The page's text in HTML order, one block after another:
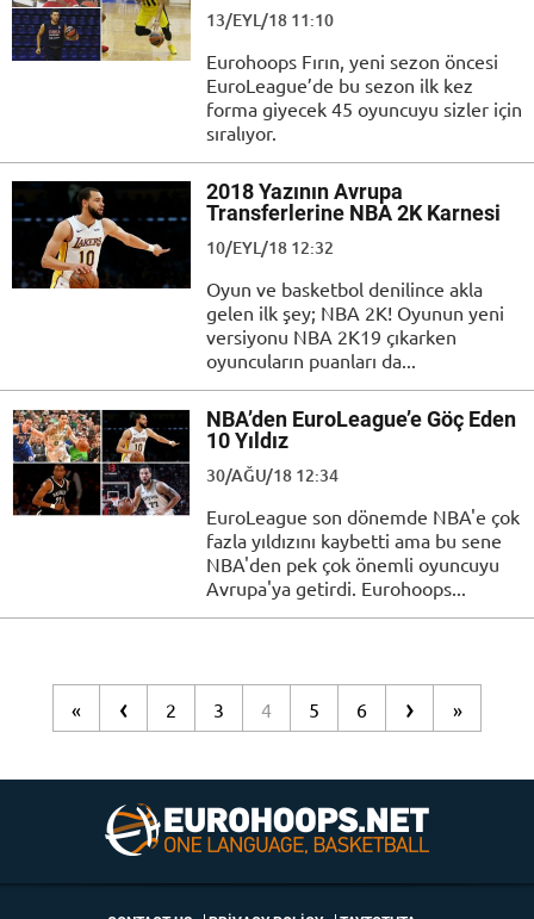
13/EYL/18 11:10
Eurohoops Fırın, yeni sezon öncesi
EuroLeague’de bu sezon ilk kez
forma giyecek 45 oyuncuyu sizler için
sıralıyor.
2018 Yazının Avrupa
Transferlerine NBA 2K Karnesi
10/EYL/18 12:32
Oyun ve basketbol denilince akla
gelen ilk şey; NBA 2K! Oyunun yeni
versiyonu NBA 2K19 çıkarken
oyuncuların puanları da...
NBA’den EuroLeague’e Göç Eden
10 Yıldız
30/AĞU/18 12:34
EuroLeague son dönemde NBA'e çok
fazla yıldızını kaybetti ama bu sene
NBA'den pek çok önemli oyuncuyu
Avrupa'ya getirdi. Eurohoops...
« ‹ 2 3 4 5 6 › »